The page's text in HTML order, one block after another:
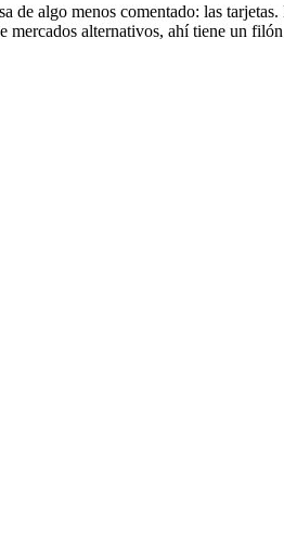
de algo menos comentado: las
mercados alternativos, ahí tiene un